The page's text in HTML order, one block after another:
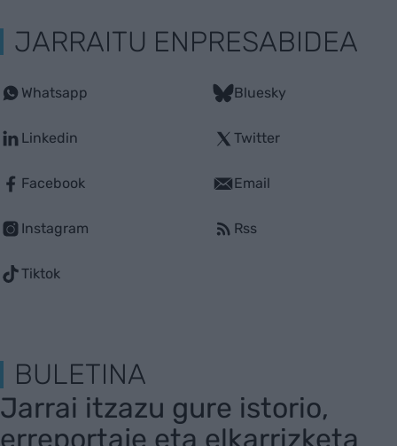
JARRAITU ENPRESABIDEA
Whatsapp
Linkedin
Facebook
Instagram
Tiktok
Bluesky
Twitter
Email
Rss
BULETINA
Jarrai itzazu gure istorio,
erreportaje eta elkarrizketa